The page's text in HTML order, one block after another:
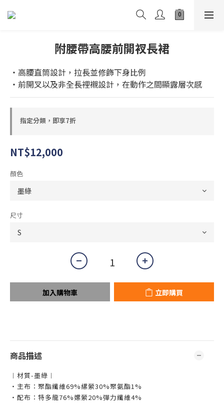
附腰帶高腰前開衩長裙
・高腰直筒設計，拉長並修飾下身比例
・前開叉以及非全長裡襯設計，在動作之間顯露層次感
指定分類，即享7折
NT$12,000
顏色
尺寸
加入購物車 立即購買
商品描述
︱材質-墨綠︱
・主布：聚酯纖維69%縲縈30%聚氨酯1%
・配布：特多龍76%嫘縈20%彈力纖維4%